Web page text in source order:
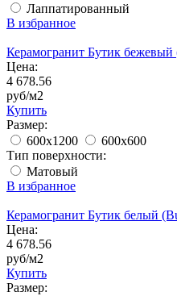
Лаппатированный
В избранное
Керамогранит Бутик
Цена:
4 678.56
руб/м2
Купить
Размер:
600x1200
600x600
Тип поверхности:
Матовый
В избранное
Керамогранит Бутик белый
Цена:
4 678.56
руб/м2
Купить
Размер: